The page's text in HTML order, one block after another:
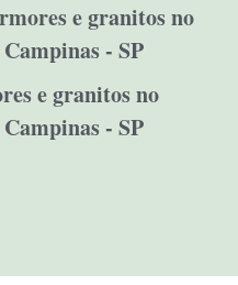
e granitos no
- SP
e granitos no
- SP